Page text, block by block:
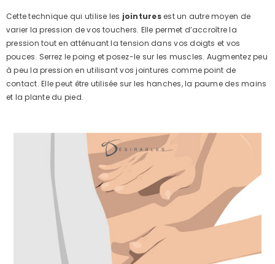
Cette technique qui utilise les jointures est un autre moyen de
varier la pression de vos touchers. Elle permet d’accroître la
pression tout en atténuant la tension dans vos doigts et vos
pouces. Serrez le poing et posez-le sur les muscles. Augmentez peu
à peu la pression en utilisant vos jointures comme point de
contact. Elle peut être utilisée sur les hanches, la paume des mains
et la plante du pied.